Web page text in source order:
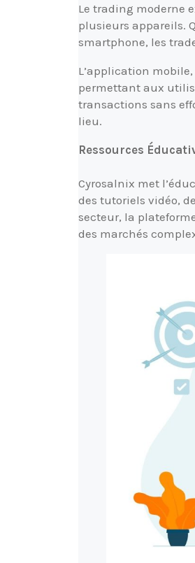
Le trading moderne
plusieurs appareils.
smartphone, les
L’application
permettant aux
transactions sans
lieu.
Ressources
Cyrosalnix met
des tutoriels vidéo,
secteur, la
des marchés